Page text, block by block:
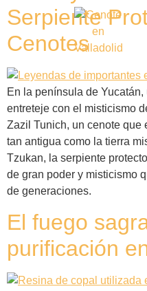
Serpiente
Cenotes
En la península de
entreteje con el misticismo
Zazil Tunich, un cenote que
tan antigua como la tierra
Tzukan, la serpiente
de gran poder y misticismo
de generaciones.
El fuego
purificación